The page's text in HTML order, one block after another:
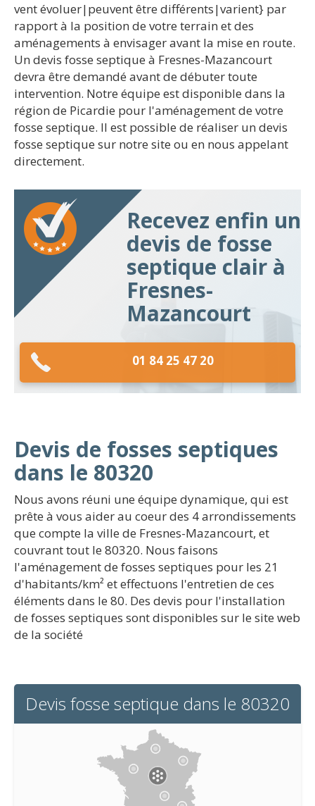
vent évoluer|peuvent être différents|varient} par
rapport à la position de votre terrain et des
aménagements à envisager avant la mise en route.
Un devis fosse septique à Fresnes-Mazancourt
devra être demandé avant de débuter toute
intervention. Notre équipe est disponible dans la
région de Picardie pour l'aménagement de votre
fosse septique. Il est possible de réaliser un devis
fosse septique sur notre site ou en nous appelant
directement.
Recevez enfin un
devis de fosse
septique clair à
Fresnes-
Mazancourt
01 84 25 47 20
Devis de fosses septiques
dans le 80320
Nous avons réuni une équipe dynamique, qui est
prête à vous aider au coeur des 4 arrondissements
que compte la ville de Fresnes-Mazancourt, et
couvrant tout le 80320. Nous faisons
l'aménagement de fosses septiques pour les 21
d'habitants/km² et effectuons l'entretien de ces
éléments dans le 80. Des devis pour l'installation
de fosses septiques sont disponibles sur le site web
de la société
Devis fosse septique dans le 80320